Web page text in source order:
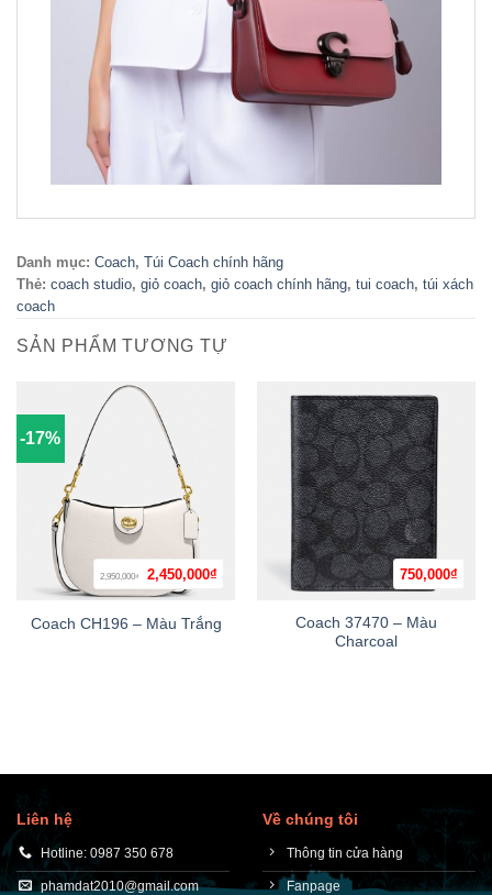
Danh mục: Coach, Túi Coach chính hãng
Thẻ: coach studio, giỏ coach, giỏ coach chính hãng, tui coach, túi xách
coach
SẢN PHẨM TƯƠNG TỰ
-17%
2,950,000₫
Giá
gốc
là:
2,950,000₫.
2,450,000₫
2,450,000₫.
Coach CH196 – Màu Trắng
750,000₫
Coach 37470 – Màu
Charcoal
Liên hệ
Hotline: 0987 350 678
phamdat2010@gmail.com
Về chúng tôi
Thông tin cửa hàng
Fanpage